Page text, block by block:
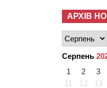
АРХІВ
Серпень
1
2 3
11
12 13